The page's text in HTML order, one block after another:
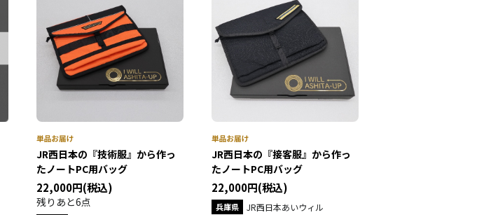
JR西日本の『技術服』から作っ
たノートPC用バッグ
22,000円(税込)
残りあと6点
JR西日本の『接客服』から作っ
たノートPC用バッグ
22,000円(税込)
兵庫県 JR西日本あいウィル